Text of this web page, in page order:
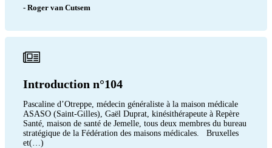
- Roger van Cutsem
Introduction n°104
Pascaline d’Otreppe, médecin généraliste à la maison médicale
ASASO (Saint-Gilles), Gaël Duprat, kinésithérapeute à Repère
Santé, maison de santé de Jemelle, tous deux membres du bureau
stratégique de la Fédération des maisons médicales. Bruxelles
et(…)